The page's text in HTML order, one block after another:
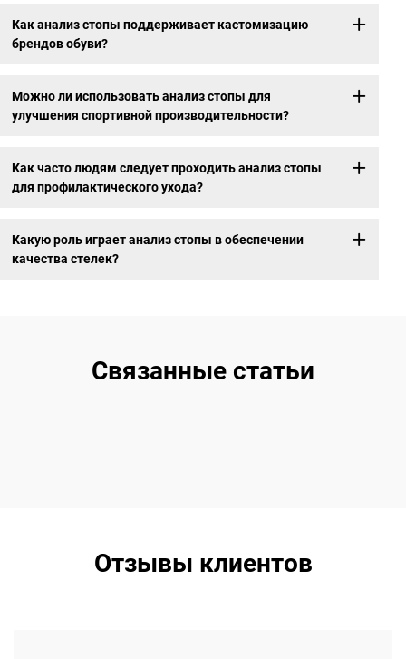
Как анализ стопы поддерживает кастомизацию
брендов обуви?
Можно ли использовать анализ стопы для
улучшения спортивной производительности?
Как часто людям следует проходить анализ стопы
для профилактического ухода?
Какую роль играет анализ стопы в обеспечении
качества стелек?
Связанные статьи
Отзывы клиентов